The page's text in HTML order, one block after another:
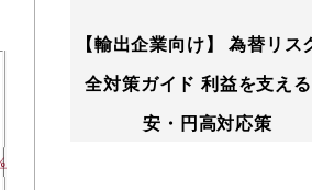
【輸出企業向け】 為替リス
全対策ガイド 利益を支える
安・円高対応策